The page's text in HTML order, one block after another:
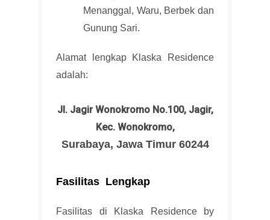
Menanggal, Waru, Berbek dan
Gunung Sari.
Alamat lengkap Klaska Residence
adalah:
Jl. Jagir Wonokromo No.100, Jagir,
Kec. Wonokromo,
Surabaya, Jawa Timur 60244
Fasilitas Lengkap
Fasilitas di Klaska Residence by